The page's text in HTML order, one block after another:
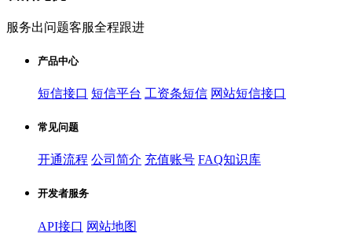
服务出问题客服全程跟进
产品中心
短信接口 短信平台 工资条短信 网站短信接口
常见问题
开通流程 公司简介 充值账号 FAQ知识库
开发者服务
API接口 网站地图